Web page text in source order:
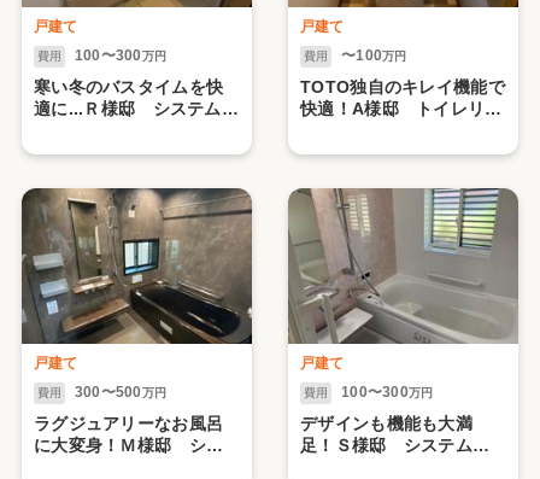
戸建て
費用 100〜300万円
寒い冬のバスタイムを快
適に...Ｒ様邸 システムバ
戸建て
費用 〜100万円
TOTO独自のキレイ機能で
快適！A様邸 トイレリフ
戸建て
費用 300〜500万円
ラグジュアリーなお風呂
に大変身！Ｍ様邸 シス
戸建て
費用 100〜300万円
デザインも機能も大満
足！Ｓ様邸 システムバ